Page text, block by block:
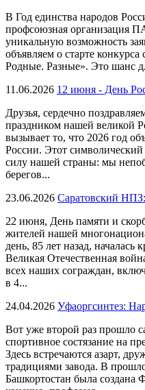
В Год единства народов
профсоюзная организация
уникальную возможность
объявляем о старте
Родные. Разные». Это шанс
11.06.2026 12 июня - День
Друзья, сердечно
праздником нашей великой
вызывает то, что 2026 год
России. Этот
силу нашей страны: мы
берегов...
23.06.2026 Саратовский
22 июня, День памяти и
жителей нашей
день, 85 лет назад, началась
Великая Отечественная
всех наших сограждан,
в 4...
24.04.2026 Уфаоргсинтез:
Вот уже второй раз прошло
спортивное состязание на
Здесь встречаются азарт,
традициями завода. В
Башкортостан была создана